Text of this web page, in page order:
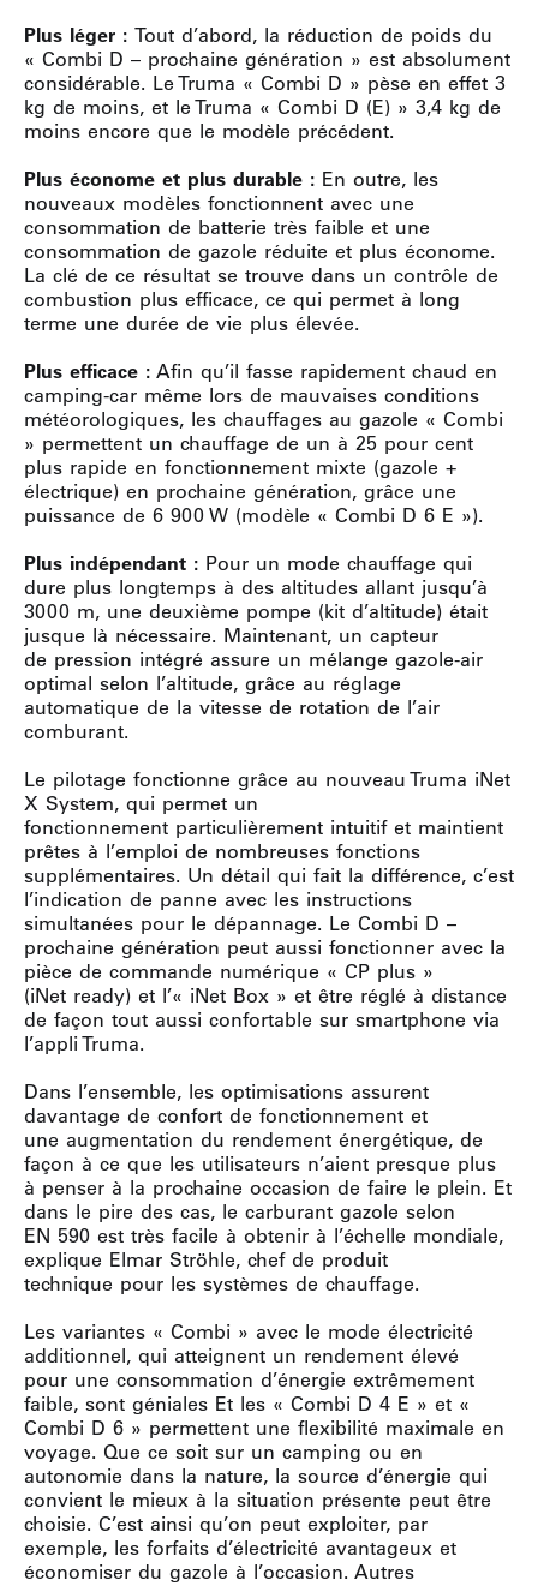
Plus léger : Tout d’abord, la réduction de poids du
« Combi D – prochaine génération » est absolument
considérable. Le Truma « Combi D » pèse en effet 3
kg de moins, et le Truma « Combi D (E) » 3,4 kg de
moins encore que le modèle précédent.
Plus économe et plus durable : En outre, les
nouveaux modèles fonctionnent avec une
consommation de batterie très faible et une
consommation de gazole réduite et plus économe.
La clé de ce résultat se trouve dans un contrôle de
combustion plus efficace, ce qui permet à long
terme une durée de vie plus élevée.
Plus efficace : Afin qu’il fasse rapidement chaud en
camping-car même lors de mauvaises conditions
météorologiques, les chauffages au gazole « Combi
» permettent un chauffage de un à 25 pour cent
plus rapide en fonctionnement mixte (gazole +
électrique) en prochaine génération, grâce une
puissance de 6 900 W (modèle « Combi D 6 E »).
Plus indépendant : Pour un mode chauffage qui
dure plus longtemps à des altitudes allant jusqu’à
3000 m, une deuxième pompe (kit d’altitude) était
jusque là nécessaire. Maintenant, un capteur
de pression intégré assure un mélange gazole-air
optimal selon l’altitude, grâce au réglage
automatique de la vitesse de rotation de l’air
comburant.
Le pilotage fonctionne grâce au nouveau Truma iNet
X System, qui permet un
fonctionnement particulièrement intuitif et maintient
prêtes à l’emploi de nombreuses fonctions
supplémentaires. Un détail qui fait la différence, c’est
l’indication de panne avec les instructions
simultanées pour le dépannage. Le Combi D –
prochaine génération peut aussi fonctionner avec la
pièce de commande numérique « CP plus »
(iNet ready) et l’« iNet Box » et être réglé à distance
de façon tout aussi confortable sur smartphone via
l’appli Truma.
Dans l’ensemble, les optimisations assurent
davantage de confort de fonctionnement et
une augmentation du rendement énergétique, de
façon à ce que les utilisateurs n’aient presque plus
à penser à la prochaine occasion de faire le plein. Et
dans le pire des cas, le carburant gazole selon
EN 590 est très facile à obtenir à l’échelle mondiale,
explique Elmar Ströhle, chef de produit
technique pour les systèmes de chauffage.
Les variantes « Combi » avec le mode électricité
additionnel, qui atteignent un rendement élevé
pour une consommation d’énergie extrêmement
faible, sont géniales Et les « Combi D 4 E » et «
Combi D 6 » permettent une flexibilité maximale en
voyage. Que ce soit sur un camping ou en
autonomie dans la nature, la source d’énergie qui
convient le mieux à la situation présente peut être
choisie. C’est ainsi qu’on peut exploiter, par
exemple, les forfaits d’électricité avantageux et
économiser du gazole à l’occasion. Autres